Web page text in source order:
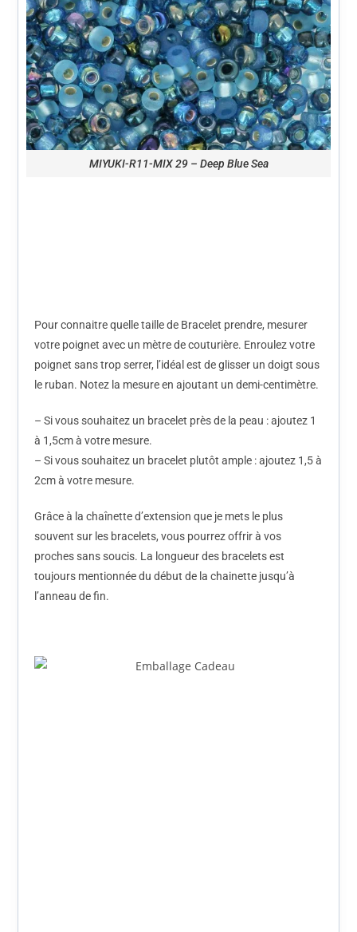
MIYUKI-R11-MIX 29 – Deep Blue Sea
Pour connaitre quelle taille de Bracelet prendre, mesurer
votre poignet avec un mètre de couturière. Enroulez votre
poignet sans trop serrer, l’idéal est de glisser un doigt sous
le ruban. Notez la mesure en ajoutant un demi-centimètre.
– Si vous souhaitez un bracelet près de la peau : ajoutez 1
à 1,5cm à votre mesure.
– Si vous souhaitez un bracelet plutôt ample : ajoutez 1,5 à
2cm à votre mesure.
Grâce à la chaînette d’extension que je mets le plus
souvent sur les bracelets, vous pourrez offrir à vos
proches sans soucis. La longueur des bracelets est
toujours mentionnée du début de la chainette jusqu’à
l’anneau de fin.